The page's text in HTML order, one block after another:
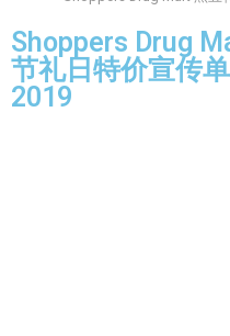
Shoppers Drug
节礼日特价宣传
2019